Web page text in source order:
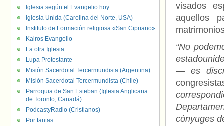
visados
aquellos
“No
— es
cónyuges
Iglesia según el Evangelio hoy
Iglesia Unida (Carolina del Norte, USA)
Instituto de Formación religiosa «San Cipriano»
Kairos Evangelio
La otra Iglesia.
Lupa Protestante
Misión Sacerdotal Tercermundista (Argentina)
Misión Sacerdotal Tercermundista (Chile)
Parroquia de San Esteban (Iglesia Anglicana
de Toronto, Canadá)
PodcastyRadio (Cristianos)
Por tantas